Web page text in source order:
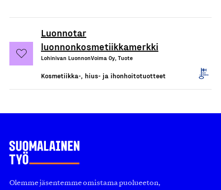
Luonnotar
luonnonkosmetiikkamerkki
Lohinivan LuonnonVoima Oy, Tuote
Kosmetiikka-, hius- ja ihonhoitotuotteet
Olemme jäsentemme omistama puolueeton,